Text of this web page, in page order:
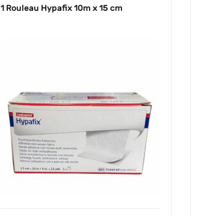
1 Rouleau Hypafix 10m x 15 cm